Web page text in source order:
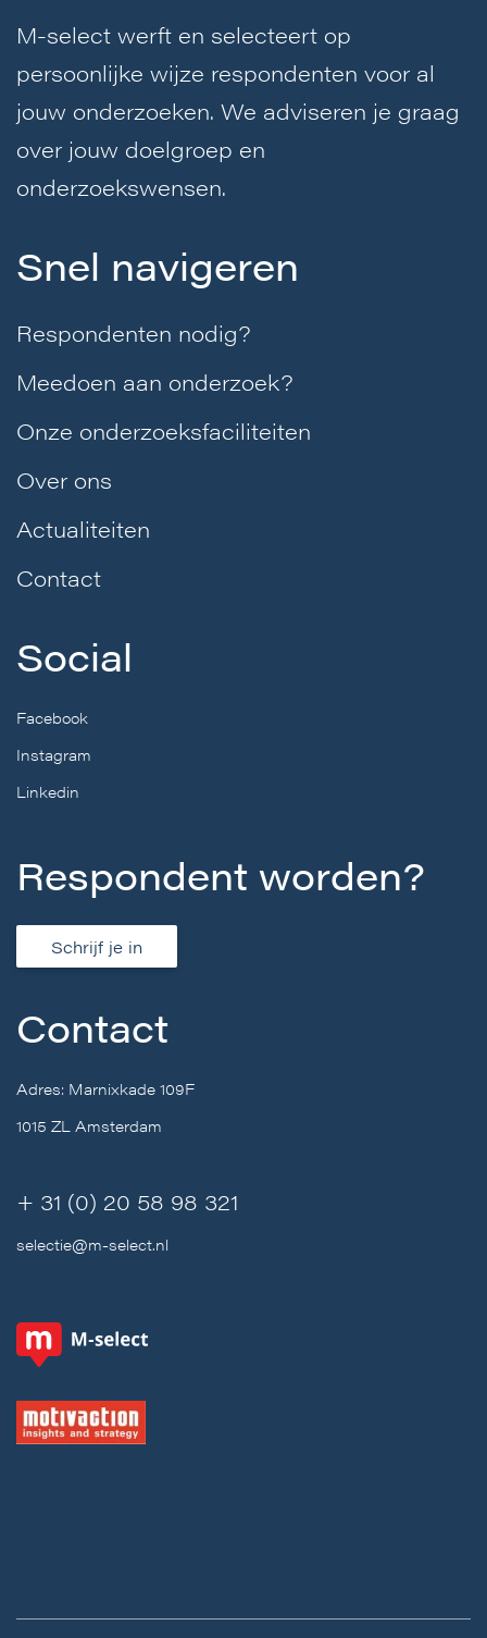
M-select werft en selecteert op
persoonlijke wijze respondenten voor al
jouw onderzoeken. We adviseren je graag
over jouw doelgroep en
onderzoekswensen.
Snel navigeren
Respondenten nodig?
Meedoen aan onderzoek?
Onze onderzoeksfaciliteiten
Over ons
Actualiteiten
Contact
Social
Facebook
Instagram
Linkedin
Respondent worden?
Schrijf je in
Contact
Adres: Marnixkade 109F
1015 ZL Amsterdam
+ 31 (0) 20 58 98 321
selectie@m-select.nl